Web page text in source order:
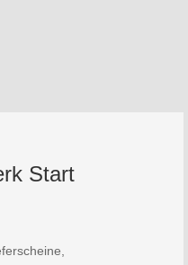
Start